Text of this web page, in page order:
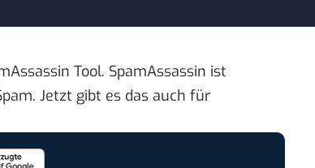
Tool. SpamAssassin ist
Jetzt gibt es das auch für